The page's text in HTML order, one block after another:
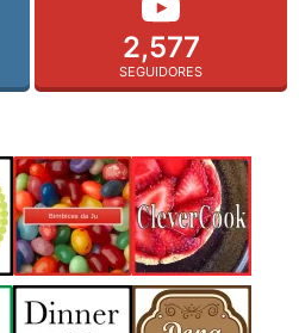
2,577
SEGUIDORES